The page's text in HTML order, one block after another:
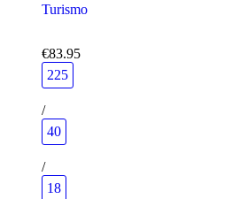
Turismo
€83.95
225
/
40
/
18